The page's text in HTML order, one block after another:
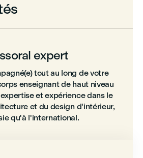
expert
tout au long de votre
enseignant de haut niveau
et expérience dans le
et du design d'intérieur,
qu'à l'international.